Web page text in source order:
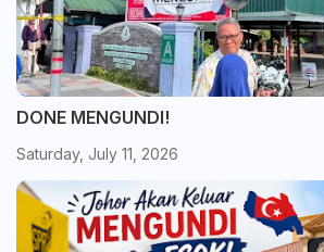
DONE MENGUNDI!
Saturday, July 11, 2026